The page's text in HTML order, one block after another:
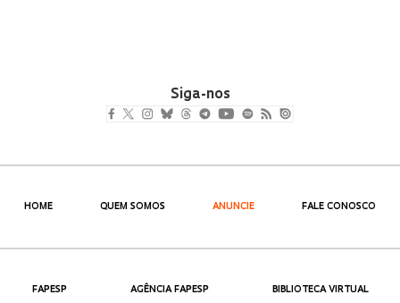
Siga-nos
HOME QUEM SOMOS ANUNCIE FALE CONOSCO
FAPESP AGÊNCIA FAPESP BIBLIOTECA VIRTUAL